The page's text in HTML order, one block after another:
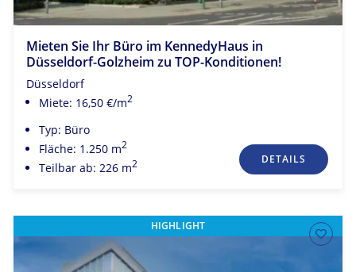
Mieten Sie Ihr Büro im KennedyHaus in
Düsseldorf-Golzheim zu TOP-Konditionen!
Düsseldorf
Miete: 16,50 €/m2
Typ: Büro
Fläche: 1.250 m2
Teilbar ab: 226 m2 DETAILS
HIGHLIGHT